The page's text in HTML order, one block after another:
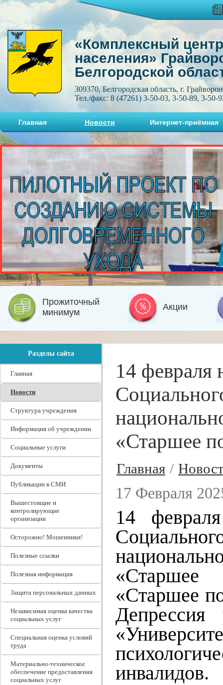
«Комплексный
населения»
Белгородской
309370, Белгородская область, г.
Тел./факс: 8 (47261) 3-50-03, 3-50-89, 3-50-
Главная Новости Интернет-приёмная
Прожиточный
минимум
Акции
Разделы сайта
Главная
Новости
Структура учреждения
Информация об учреждении
Социальные услуги
Документы
Публикации в СМИ
Вышестоящие и
контролирующие
организации
Осторожно! Мошенники!
Полезные ссылки
Полезная информация
Защита персональных данных
Независимая оценка качества
социальных услуг
Специальная оценка условий
труда
Материально-техническое
обеспечение предоставления
социальных услуг
14 февраля
«Старшее
Главная /
17 Февраля
14
«Старшее
«Старшее
инвалидов.